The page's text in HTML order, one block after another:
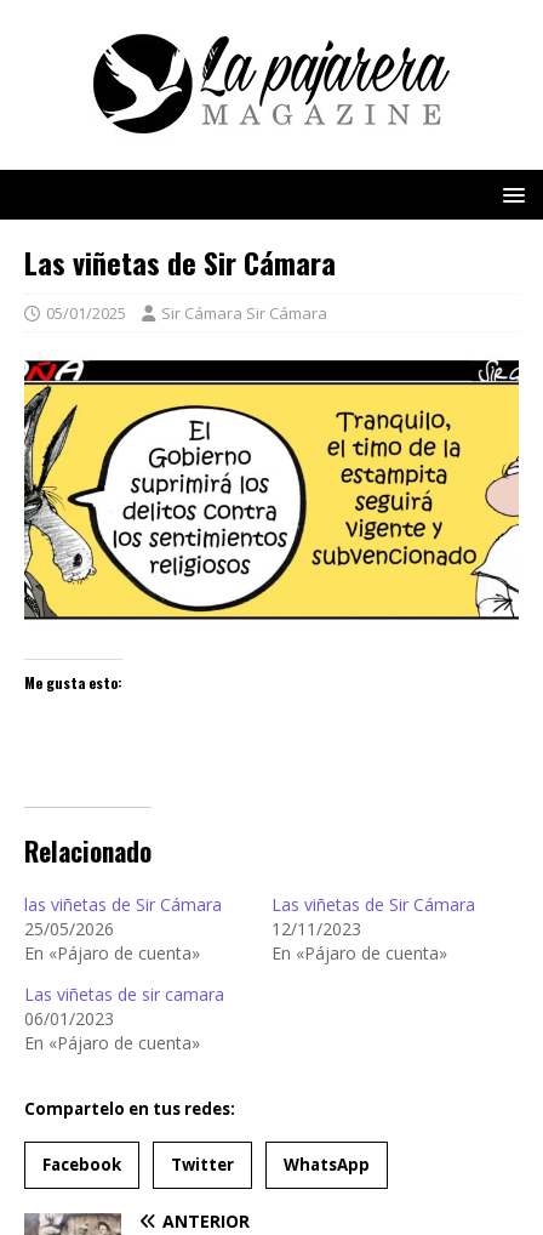
Las viñetas de Sir Cámara
05/01/2025 Sir Cámara Sir Cámara
Me gusta esto:
Relacionado
las viñetas de Sir Cámara
25/05/2026
En «Pájaro de cuenta»
Las viñetas de Sir Cámara
12/11/2023
En «Pájaro de cuenta»
Las viñetas de sir camara
06/01/2023
En «Pájaro de cuenta»
Compartelo en tus redes:
Facebook Twitter WhatsApp
ANTERIOR